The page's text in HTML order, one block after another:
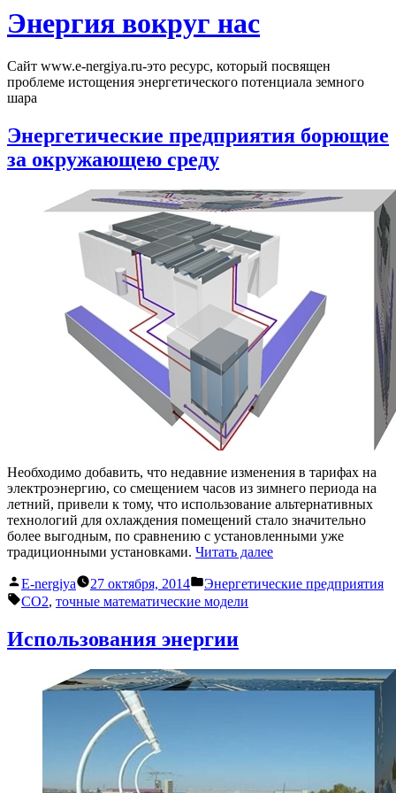
Перейти
к
Энергия вокруг нас
Сайт www.e-nergiya.ru-это ресурс, который посвящен
проблеме истощения энергетического потенциала земного
шара
Энергетические предприятия борющие
за окружающею среду
Необходимо добавить, что недавние изменения в тарифах на
электроэнергию, со смещением часов из зимнего периода на
летний, привели к тому, что использование альтернативных
технологий для охлаждения помещений стало значительно
более выгодным, по сравнению с установленными уже
традиционными установками. Читать далее«Энергетические
борющие
Написано
автором
E-nergiya 27 октября, 2014
Написано
в
Энергетические предприятия
Метки:
CO2, точные математические модели
Использования энергии